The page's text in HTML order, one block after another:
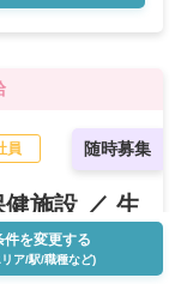
随時募集
員
健施設 ／ 生
員 ／ 正社
件を変更する
ア/駅/職種など)